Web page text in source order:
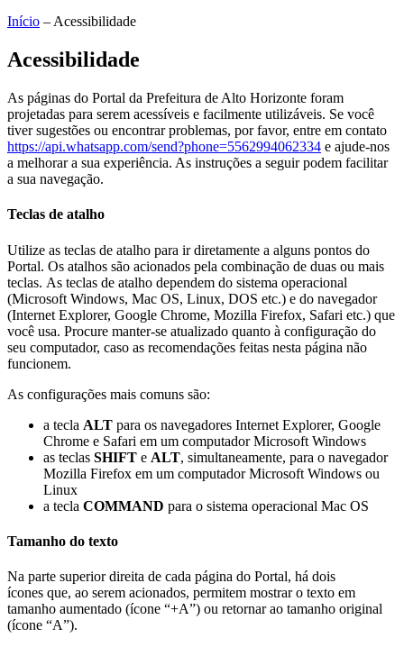
Início – Acessibilidade
Acessibilidade
As páginas do Portal da Prefeitura de Alto Horizonte foram
projetadas para serem acessíveis e facilmente utilizáveis. Se você
tiver sugestões ou encontrar problemas, por favor, entre em contato
https://api.whatsapp.com/send?phone=5562994062334 e ajude-nos
a melhorar a sua experiência. As instruções a seguir podem facilitar
a sua navegação.
Teclas de atalho
Utilize as teclas de atalho para ir diretamente a alguns pontos do
Portal. Os atalhos são acionados pela combinação de duas ou mais
teclas. As teclas de atalho dependem do sistema operacional
(Microsoft Windows, Mac OS, Linux, DOS etc.) e do navegador
(Internet Explorer, Google Chrome, Mozilla Firefox, Safari etc.) que
você usa. Procure manter-se atualizado quanto à configuração do
seu computador, caso as recomendações feitas nesta página não
funcionem.
As configurações mais comuns são:
a tecla ALT para os navegadores Internet Explorer, Google
Chrome e Safari em um computador Microsoft Windows
as teclas SHIFT e ALT, simultaneamente, para o navegador
Mozilla Firefox em um computador Microsoft Windows ou
Linux
a tecla COMMAND para o sistema operacional Mac OS
Tamanho do texto
Na parte superior direita de cada página do Portal, há dois
ícones que, ao serem acionados, permitem mostrar o texto em
tamanho aumentado (ícone “+A”) ou retornar ao tamanho original
(ícone “A”).